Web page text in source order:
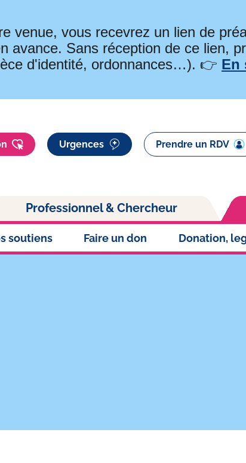
venue, vous recevrez un lien de
avance. Sans réception de ce lien,
d'identité, ordonnances…). 👉 En
Urgences Prendre un RDV
Professionnel & Chercheur
soutiens Faire un don Donation,